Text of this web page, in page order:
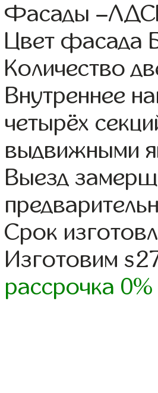
Фасады
Цвет фасада
Количество
Внутреннее
четырёх
выдвижными
Выезд
Срок
Изготовим
рассрочка